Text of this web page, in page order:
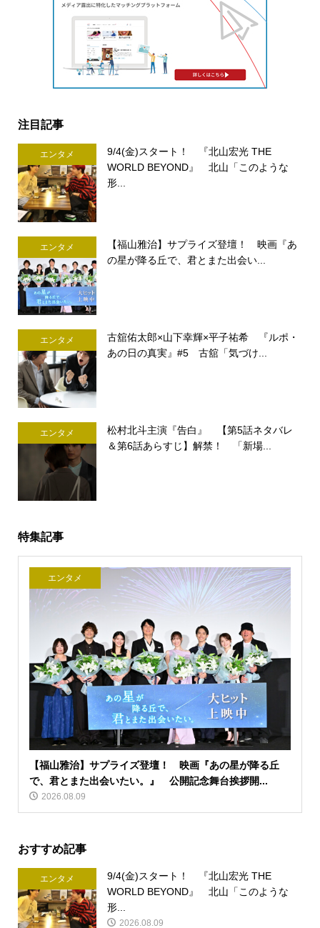
注目記事
エンタメ
9/4(金)スタート！ 『北山宏光 THE
WORLD BEYOND』 北山「このような
形...
エンタメ
【福山雅治】サプライズ登壇！ 映画『あ
の星が降る丘で、君とまた出会い...
エンタメ
古舘佑太郎×山下幸輝×平子祐希 『ルポ・
あの日の真実』#5 古舘「気づけ...
エンタメ
松村北斗主演『告白』 【第5話ネタバレ
＆第6話あらすじ】解禁！ 「新場...
特集記事
エンタメ
【福山雅治】サプライズ登壇！ 映画『あの星が降る丘
で、君とまた出会いたい。』 公開記念舞台挨拶開...
2026.08.09
おすすめ記事
エンタメ
9/4(金)スタート！ 『北山宏光 THE
WORLD BEYOND』 北山「このような
形...
2026.08.09